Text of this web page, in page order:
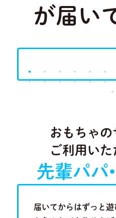
が届い
おもちゃ
ご利用い
先輩パパ
届いてからはずっと